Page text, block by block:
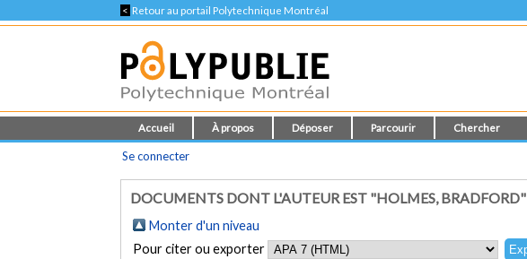
< Retour au portail Polytechnique Montréal
Accueil À propos Déposer Parcourir Chercher
Se connecter
DOCUMENTS DONT L'AUTEUR EST "HOLMES, BRADFORD"
Monter d'un niveau
Pour citer ou exporter